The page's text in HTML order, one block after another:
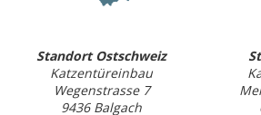
Standort Ostschweiz
Katzentüreinbau
Wegenstrasse 7
9436 Balgach